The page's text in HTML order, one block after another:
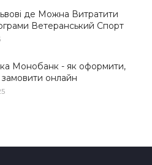
де Можна Витратити
Ветеранський Спорт
Монобанк - як оформити,
замовити онлайн